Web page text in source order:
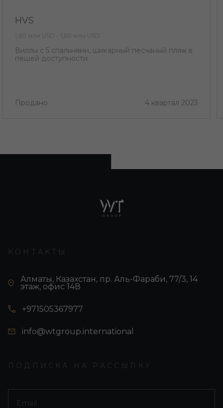
HVS
Виллы с 5 спальнями, шикарный песчаный пляж в
пешей доступности.
Продано 4 квартал 2023
КОНТАКТЫ
Алматы, Казахстан, пр. Аль-Фараби, 77/3, 14
этаж, офис 14В
+971505367977
info@wtgroup.international
ПОДПИСКА НА РАССЫЛКУ